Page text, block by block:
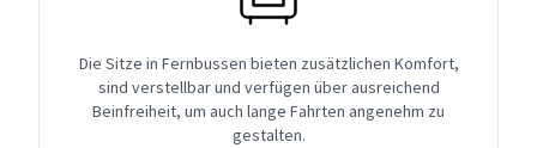
Die Sitze in Fernbussen bieten zusätzlichen Komfort,
sind verstellbar und verfügen über ausreichend
Beinfreiheit, um auch lange Fahrten angenehm zu
gestalten.